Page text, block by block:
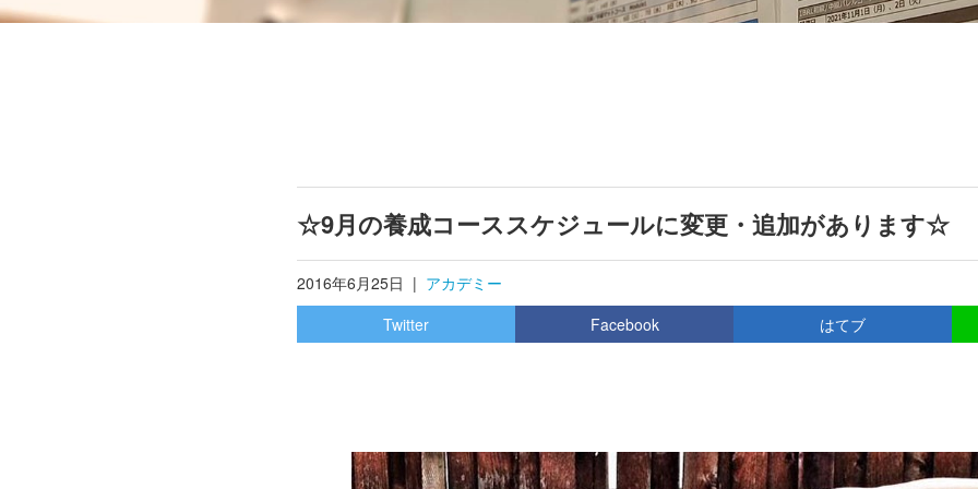
☆9月の養成コーススケジュールに変更・追加があります☆
2016年6月25日 | アカデミー
Twitter
Facebook はてブ